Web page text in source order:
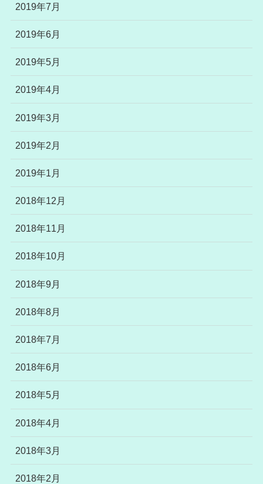
2019年7月
2019年6月
2019年5月
2019年4月
2019年3月
2019年2月
2019年1月
2018年12月
2018年11月
2018年10月
2018年9月
2018年8月
2018年7月
2018年6月
2018年5月
2018年4月
2018年3月
2018年2月